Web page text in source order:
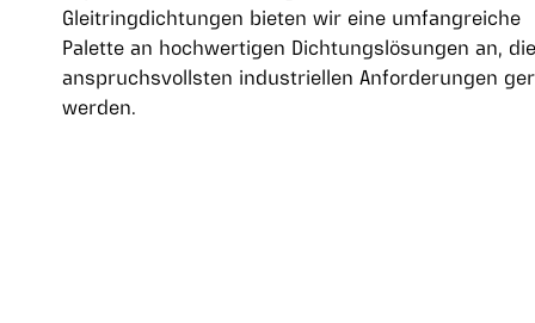
Gleitringdichtungen bieten wir eine umfangreiche
Palette an hochwertigen Dichtungslösungen an,
anspruchsvollsten industriellen Anforderungen
werden.